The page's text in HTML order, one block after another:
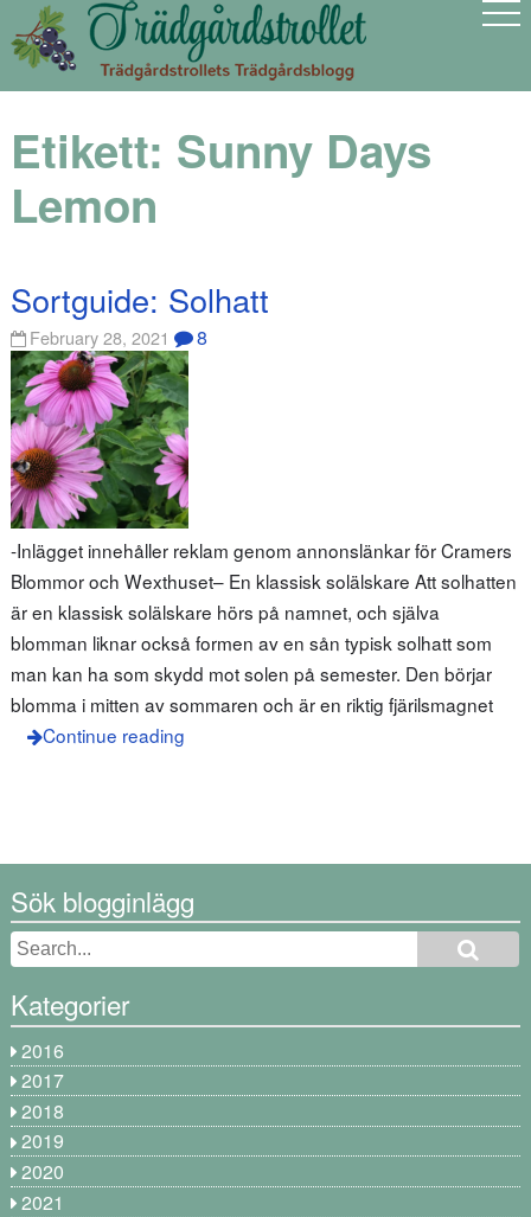
Etikett: Sunny Days
Lemon
Sortguide: Solhatt
February 28, 2021 8
-Inlägget innehåller reklam genom annonslänkar för Cramers
Blommor och Wexthuset– En klassisk solälskare Att solhatten
är en klassisk solälskare hörs på namnet, och själva
blomman liknar också formen av en sån typisk solhatt som
man kan ha som skydd mot solen på semester. Den börjar
blomma i mitten av sommaren och är en riktig fjärilsmagnet
Continue reading
Sök blogginlägg
Kategorier
2016
2017
2018
2019
2020
2021